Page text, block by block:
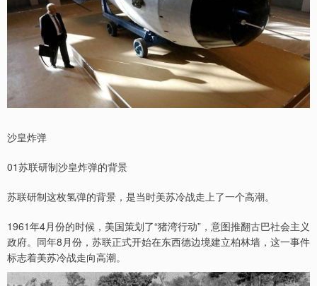
沙皇炸弹
01苏联研制沙皇炸弹的背景
苏联研制这枚氢弹的背景，是当时美苏冷战走上了一个高潮。
1961年4月份的时候，美国策划了“猪湾行动”，意图推翻古巴社会主义
政府。同年8月份，苏联正式开始在东西德边境建立柏林墙，这一事件
标志着美苏冷战走向高潮。